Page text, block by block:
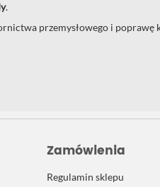
.
przemysłowego i
Zamówienia
Regulamin sklepu